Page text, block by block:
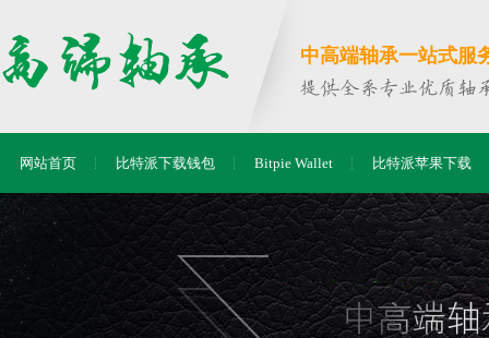
中高端轴承一站式服
网站首页 比特派下载钱包 Bitpie Wallet 比特派苹果下载